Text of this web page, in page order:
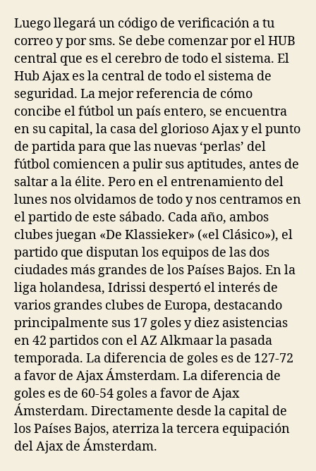
Luego llegará un código de verificación a tu
correo y por sms. Se debe comenzar por el HUB
central que es el cerebro de todo el sistema. El
Hub Ajax es la central de todo el sistema de
seguridad. La mejor referencia de cómo
concibe el fútbol un país entero, se encuentra
en su capital, la casa del glorioso Ajax y el punto
de partida para que las nuevas ‘perlas’ del
fútbol comiencen a pulir sus aptitudes, antes de
saltar a la élite. Pero en el entrenamiento del
lunes nos olvidamos de todo y nos centramos en
el partido de este sábado. Cada año, ambos
clubes juegan «De Klassieker» («el Clásico»), el
partido que disputan los equipos de las dos
ciudades más grandes de los Países Bajos. En la
liga holandesa, Idrissi despertó el interés de
varios grandes clubes de Europa, destacando
principalmente sus 17 goles y diez asistencias
en 42 partidos con el AZ Alkmaar la pasada
temporada. La diferencia de goles es de 127-72
a favor de Ajax Ámsterdam. La diferencia de
goles es de 60-54 goles a favor de Ajax
Ámsterdam. Directamente desde la capital de
los Países Bajos, aterriza la tercera equipación
del Ajax de Ámsterdam.